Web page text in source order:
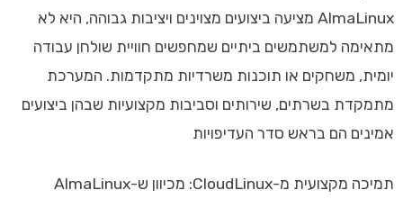
AlmaLinux מציעה ביצועים מצוינים ויציבות גבוהה, היא לא
מתאימה למשתמשים ביתיים שמחפשים חוויית שולחן עבודה
יומית, משחקים או תוכנות משרדיות מתקדמות. המערכת
מתמקדת בשרתים, שירותים וסביבות מקצועיות שבהן ביצועים
אמינים הם בראש סדר העדיפויות
תמיכה מקצועית מ-CloudLinux: מכיוון ש-AlmaLinux